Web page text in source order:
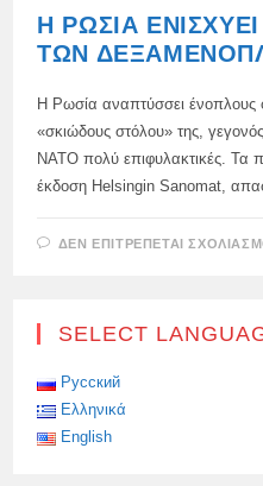
Η ΡΩΣΊΑ
ΤΩΝ
Η Ρωσία αναπτύσσει ένοπλους
«σκιώδους στόλου» της,
ΝΑΤΟ πολύ επιφυλακτικές. Τα
έκδοση Helsingin Sanomat,
ΔΕΝ ΕΠΙΤΡΈΠΕΤΑΙ
SELECT
Русский
Ελληνικά
English